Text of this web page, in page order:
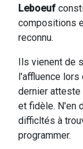
Leboeuf
compositions
reconnu.
Ils vienent de
l'affluence lors
dernier
et fidèle. N'en
difficltés à
programmer.